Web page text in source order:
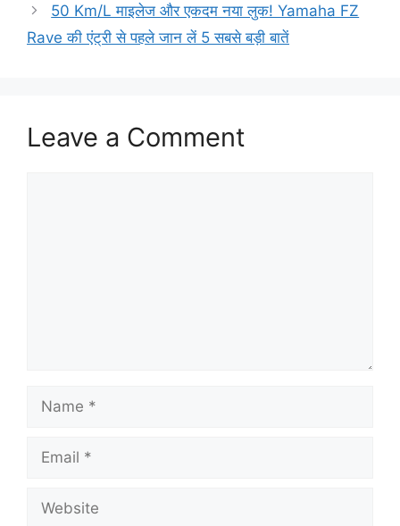
50 Km/L माइलेज और एकदम नया लुक! Yamaha FZ
Rave की एंट्री से पहले जान लें 5 सबसे बड़ी बातें
Leave a Comment